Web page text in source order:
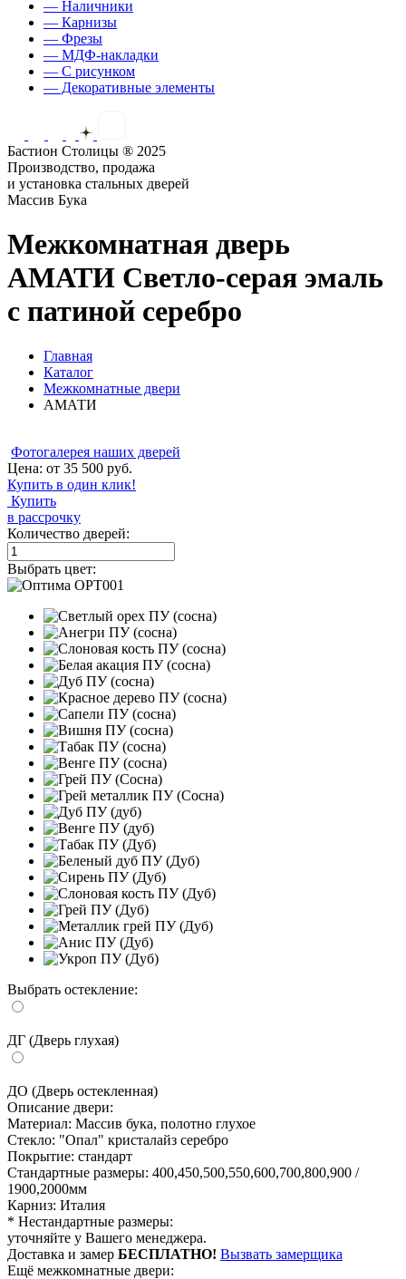
— Наличники
— Карнизы
— Фрезы
— МДФ-накладки
— С рисунком
— Декоративные элементы
Бастион Столицы ® 2025
Производство, продажа
и установка стальных дверей
Массив Бука
Межкомнатная дверь
АМАТИ Светло-серая эмаль
с патиной серебро
Главная
Каталог
Межкомнатные двери
АМАТИ
Фотогалерея наших дверей
Цена: от 35 500 руб.
Купить в один клик!
Купить
в рассрочку
Количество дверей:
Выбрать цвет:
Выбрать остекление:
ДГ (Дверь глухая)
ДО (Дверь остекленная)
Описание двери:
Материал: Массив бука, полотно глухое
Стекло: "Опал" кристалайз серебро
Покрытие: стандарт
Стандартные размеры: 400,450,500,550,600,700,800,900 /
1900,2000мм
Карниз: Италия
* Нестандартные размеры:
уточняйте у Вашего менеджера.
Доставка и замер БЕСПЛАТНО! Вызвать замерщика
Ещё межкомнатные двери: